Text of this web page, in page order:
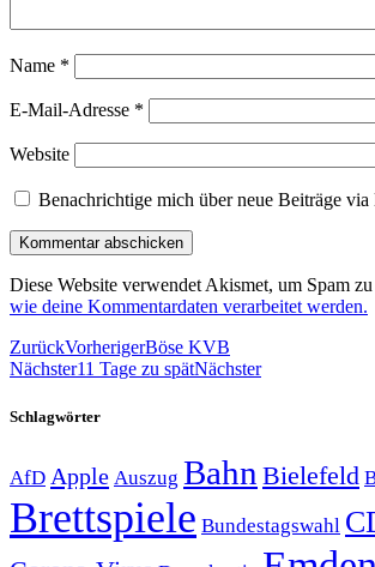
Name *
E-Mail-Adresse *
Website
Benachrichtige mich über neue Beiträge
Diese Website verwendet Akismet, um Spam
wie deine Kommentardaten verarbeitet werden.
ZurückVorherigerBöse KVB
Nächster11 Tage zu spätNächster
Schlagwörter
AfD Apple Auszug Bahn Bielefeld
Brettspiele Bundestagswahl